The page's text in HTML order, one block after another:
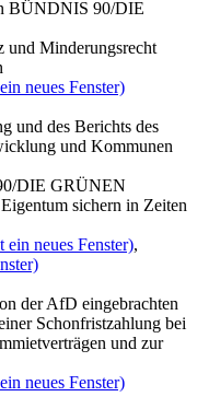
BÜNDNIS 90/DIE
und Minderungsrecht
neues Fenster)
und des Berichts des
und Kommunen
DIE GRÜNEN
sichern in Zeiten
neues Fenster),
der AfD eingebrachten
Schonfristzahlung bei
und zur
neues Fenster)